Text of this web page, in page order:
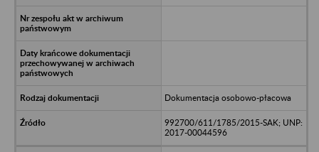
Dokumentacja osobowo-płacowa
992700/611/1785/2015-SAK; UNP:
2017-00044596